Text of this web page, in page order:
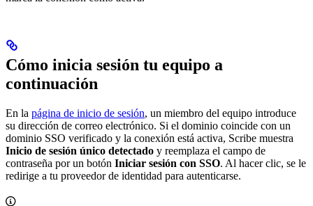
Cómo inicia sesión tu equipo a
continuación
En la página de inicio de sesión, un miembro del equipo introduce
su dirección de correo electrónico. Si el dominio coincide con un
dominio SSO verificado y la conexión está activa, Scribe muestra
Inicio de sesión único detectado y reemplaza el campo de
contraseña por un botón Iniciar sesión con SSO. Al hacer clic, se le
redirige a tu proveedor de identidad para autenticarse.